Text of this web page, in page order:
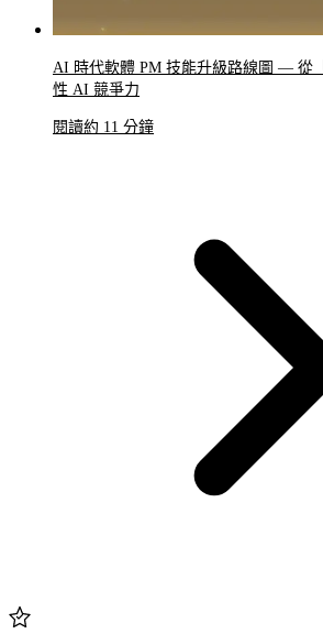
AI 時代軟體 PM 技能升級路線圖 — 從
性 AI 競爭力
閱讀約 11 分鐘